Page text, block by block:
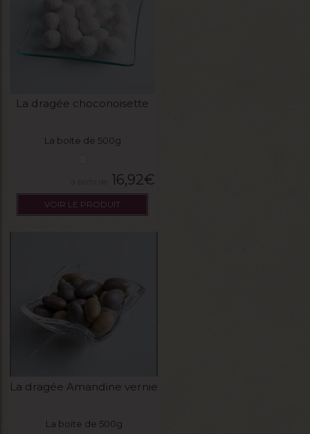
La dragée choconoisette
La boite de 500g
16,92€
VOIR LE PRODUIT
La dragée Amandine vernie
La boite de 500g